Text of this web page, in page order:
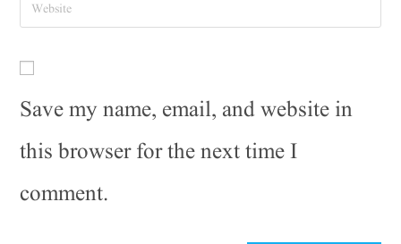
Save my name, email, and website in
this browser for the next time I
comment.